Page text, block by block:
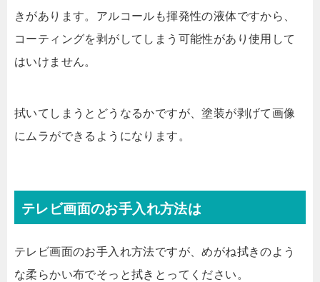
きがあります。アルコールも揮発性の液体ですから、
コーティングを剥がしてしまう可能性があり使用して
はいけません。
拭いてしまうとどうなるかですが、塗装が剥げて画像
にムラができるようになります。
テレビ画面のお手入れ方法は
テレビ画面のお手入れ方法ですが、めがね拭きのよう
な柔らかい布でそっと拭きとってください。